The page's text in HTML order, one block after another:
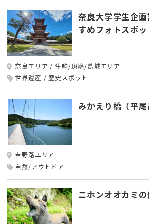
奈良大学学生企
すめフォトスポッ
奈良エリア
生駒/斑鳩/葛城エリア
世界遺産
歴史スポット
みかえり橋（平
吉野路エリア
自然/アウトドア
ニホンオオカミの